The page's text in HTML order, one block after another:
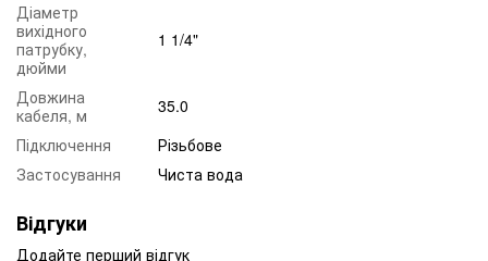
Діаметр
вихідного
патрубку,
дюйми
1 1/4"
Довжина
кабеля, м
35.0
Підключення
Різьбове
Застосування
Чиста вода
Відгуки
Додайте перший відгук